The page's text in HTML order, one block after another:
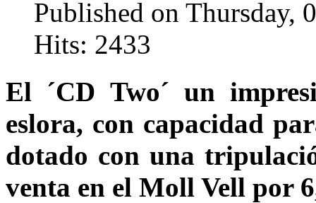
Published on Thursday,
Hits: 2433
El ´CD Two´ un
eslora, con capacidad
dotado con una
venta en el Moll Vell por